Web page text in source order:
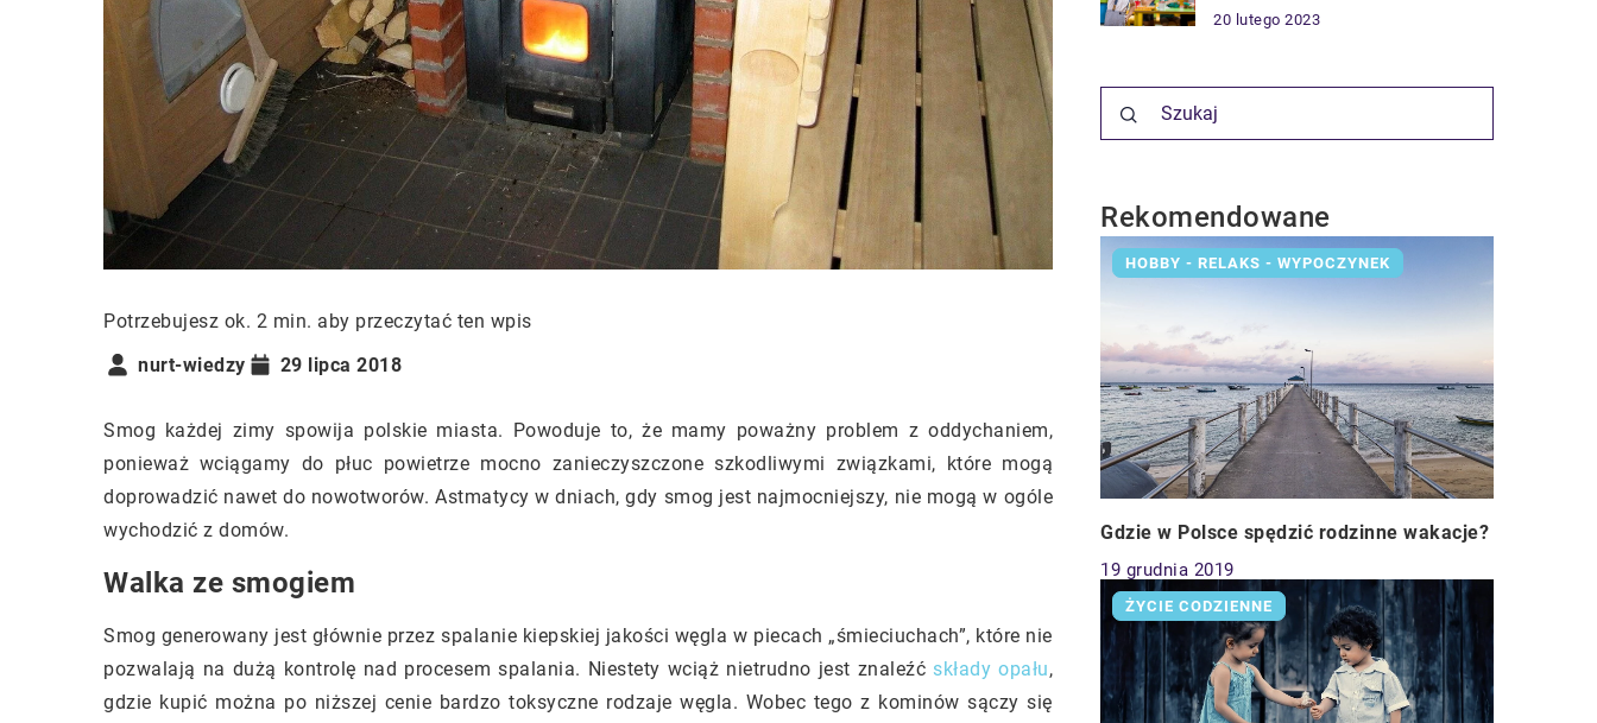
Potrzebujesz ok. 2 min. aby przeczytać ten wpis
nurt-wiedzy
29 lipca 2018
Smog każdej zimy spowija polskie miasta. Powoduje to, że mamy poważny problem z oddychaniem,
ponieważ wciągamy do płuc powietrze mocno zanieczyszczone szkodliwymi związkami, które mogą
doprowadzić nawet do nowotworów. Astmatycy w dniach, gdy smog jest najmocniejszy, nie mogą w ogóle
wychodzić z domów.
Walka ze smogiem
Smog generowany jest głównie przez spalanie kiepskiej jakości węgla w piecach „śmieciuchach”, które nie
pozwalają na dużą kontrolę nad procesem spalania. Niestety wciąż nietrudno jest znaleźć składy opału,
gdzie kupić można po niższej cenie bardzo toksyczne rodzaje węgla. Wobec tego z kominów sączy się
20 lutego 2023
Rekomendowane
HOBBY - RELAKS - WYPOCZYNEK
Gdzie w Polsce spędzić rodzinne wakacje?
19 grudnia 2019
ŻYCIE CODZIENNE